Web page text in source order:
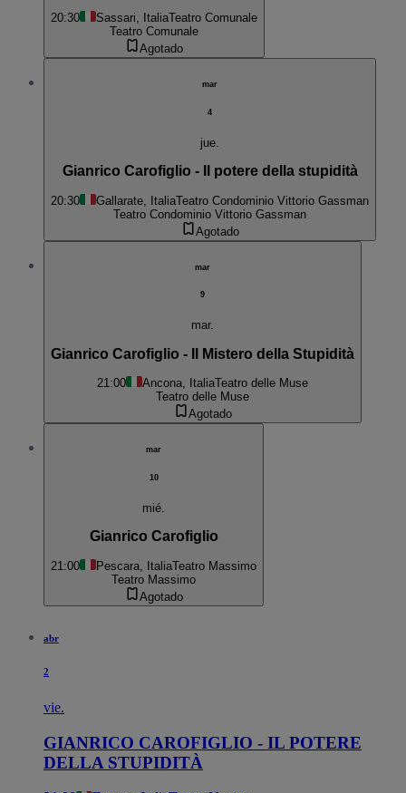
20:30 Sassari, ItaliaTeatro Comunale
Teatro Comunale
Agotado
mar
4
jue.
Gianrico Carofiglio - Il potere della stupidità
20:30 Gallarate, ItaliaTeatro Condominio Vittorio Gassman
Teatro Condominio Vittorio Gassman
Agotado
mar
9
mar.
Gianrico Carofiglio - Il Mistero della Stupidità
21:00 Ancona, ItaliaTeatro delle Muse
Teatro delle Muse
Agotado
mar
10
mié.
Gianrico Carofiglio
21:00 Pescara, ItaliaTeatro Massimo
Teatro Massimo
Agotado
abr
2
vie.
GIANRICO CAROFIGLIO - IL POTERE
DELLA STUPIDITÀ